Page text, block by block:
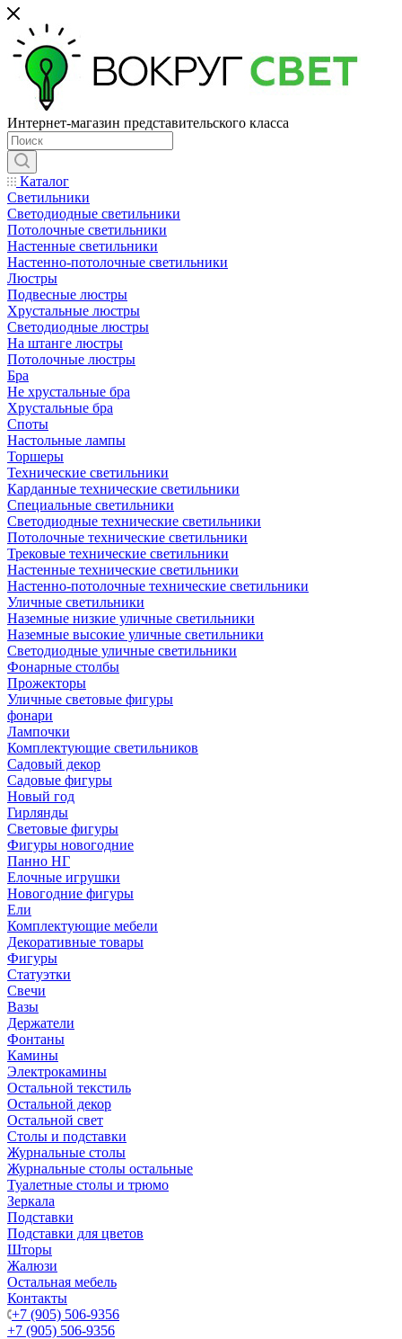
Интернет-магазин представительского класса
Каталог
Светильники
Светодиодные светильники
Потолочные светильники
Настенные светильники
Настенно-потолочные светильники
Люстры
Подвесные люстры
Хрустальные люстры
Светодиодные люстры
На штанге люстры
Потолочные люстры
Бра
Не хрустальные бра
Хрустальные бра
Споты
Настольные лампы
Торшеры
Технические светильники
Карданные технические светильники
Специальные светильники
Светодиодные технические светильники
Потолочные технические светильники
Трековые технические светильники
Настенные технические светильники
Настенно-потолочные технические светильники
Уличные светильники
Наземные низкие уличные светильники
Наземные высокие уличные светильники
Светодиодные уличные светильники
Фонарные столбы
Прожекторы
Уличные световые фигуры
фонари
Лампочки
Комплектующие светильников
Садовый декор
Садовые фигуры
Новый год
Гирлянды
Световые фигуры
Фигуры новогодние
Панно НГ
Елочные игрушки
Новогодние фигуры
Ели
Комплектующие мебели
Декоративные товары
Фигуры
Статуэтки
Свечи
Вазы
Держатели
Фонтаны
Камины
Электрокамины
Остальной текстиль
Остальной декор
Остальной свет
Столы и подставки
Журнальные столы
Журнальные столы остальные
Туалетные столы и трюмо
Зеркала
Подставки
Подставки для цветов
Шторы
Жалюзи
Остальная мебель
Контакты
+7 (905) 506-9356
+7 (905) 506-9356